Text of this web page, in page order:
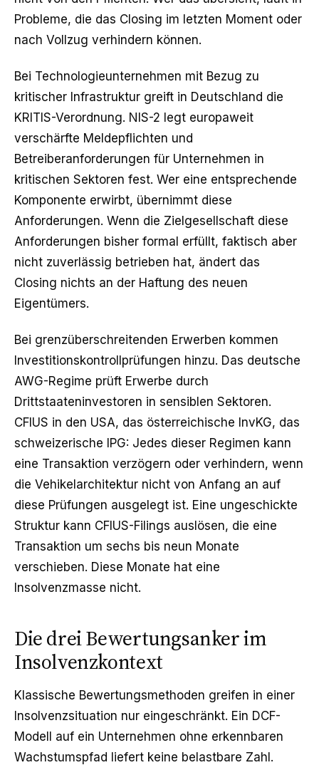
Probleme, die das Closing im letzten Moment oder
nach Vollzug verhindern können.
Bei Technologieunternehmen mit Bezug zu
kritischer Infrastruktur greift in Deutschland die
KRITIS-Verordnung. NIS-2 legt europaweit
verschärfte Meldepflichten und
Betreiberanforderungen für Unternehmen in
kritischen Sektoren fest. Wer eine entsprechende
Komponente erwirbt, übernimmt diese
Anforderungen. Wenn die Zielgesellschaft diese
Anforderungen bisher formal erfüllt, faktisch aber
nicht zuverlässig betrieben hat, ändert das
Closing nichts an der Haftung des neuen
Eigentümers.
Bei grenzüberschreitenden Erwerben kommen
Investitionskontrollprüfungen hinzu. Das deutsche
AWG-Regime prüft Erwerbe durch
Drittstaateninvestoren in sensiblen Sektoren.
CFIUS in den USA, das österreichische InvKG, das
schweizerische IPG: Jedes dieser Regimen kann
eine Transaktion verzögern oder verhindern, wenn
die Vehikelarchitektur nicht von Anfang an auf
diese Prüfungen ausgelegt ist. Eine ungeschickte
Struktur kann CFIUS-Filings auslösen, die eine
Transaktion um sechs bis neun Monate
verschieben. Diese Monate hat eine
Insolvenzmasse nicht.
Die drei Bewertungsanker im
Insolvenzkontext
Klassische Bewertungsmethoden greifen in einer
Insolvenzsituation nur eingeschränkt. Ein DCF-
Modell auf ein Unternehmen ohne erkennbaren
Wachstumspfad liefert keine belastbare Zahl.